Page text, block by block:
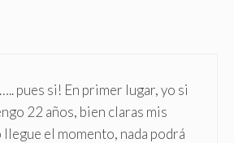
pues si! En primer lugar, yo si
22 años, bien claras mis
llegue el momento, nada podrá